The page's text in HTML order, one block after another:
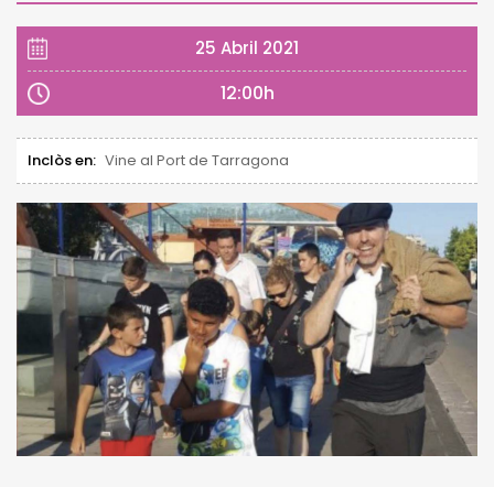
25 Abril 2021
12:00h
Inclòs en: Vine al Port de Tarragona